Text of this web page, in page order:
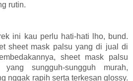
rutin.
ini kau perlu hati-hati lho, bund.
sheet mask palsu yang di jual di
sheet mask palsu
sungguh-sungguh murah,
nggak rapih serta terkesan glossy.